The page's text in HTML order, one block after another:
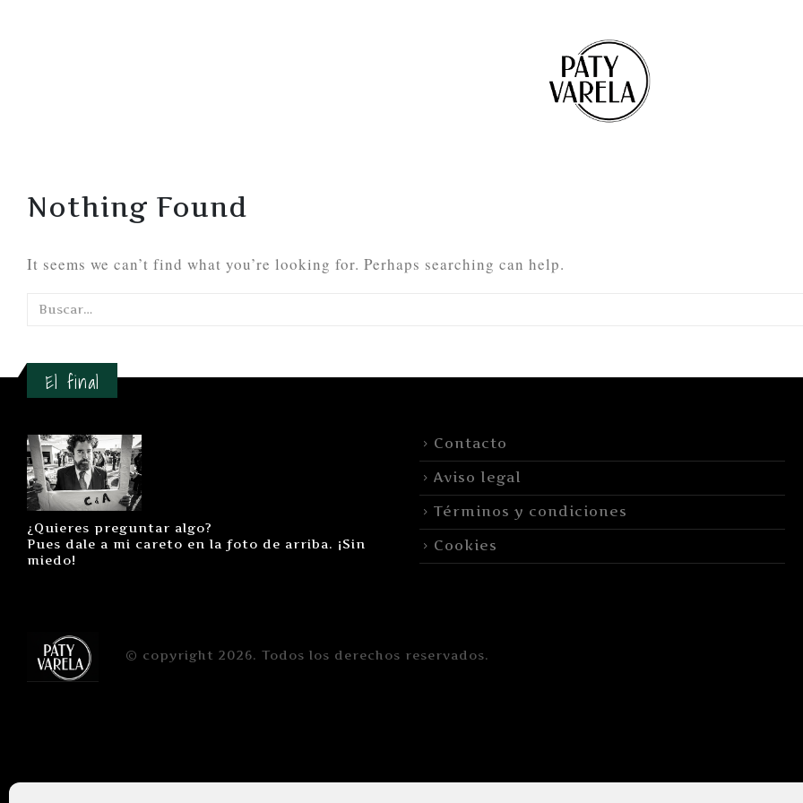
Nothing Found
It seems we can’t find what you’re looking for. Perhaps searching can help.
El final
¿Quieres preguntar algo?
Pues dale a mi careto en la foto de arriba. ¡Sin
miedo!
Contacto
Aviso legal
Términos y condiciones
Cookies
© copyright 2026. Todos los derechos reservados.